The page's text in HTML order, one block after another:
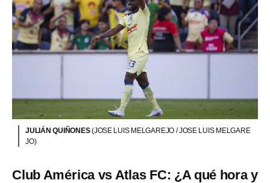
JULIÁN QUIÑONES(JOSE LUIS MELGAREJO / JOSE LUIS MELGARE
JO)
Club América vs Atlas FC: ¿A qué hora y